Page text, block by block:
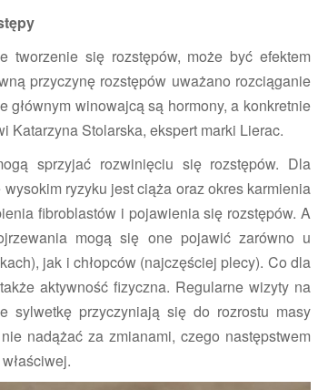
tworzenie się rozstępów, może być efektem
przyczynę rozstępów uważano rozciąganie
winowajcą są hormony, a konkretnie
Katarzyna Stolarska, ekspert marki Lierac.
sprzyjać rozwinięciu się rozstępów. Dla
ryzyku jest ciąża oraz okres karmienia
fibroblastów i pojawienia się rozstępów. A
mogą się one pojawić zarówno u
jak i chłopców (najczęściej plecy). Co dla
aktywność fizyczna. Regularne wizyty na
sylwetkę przyczyniają się do rozrostu masy
nadążać za zmianami, czego następstwem
URODOWE PORADY